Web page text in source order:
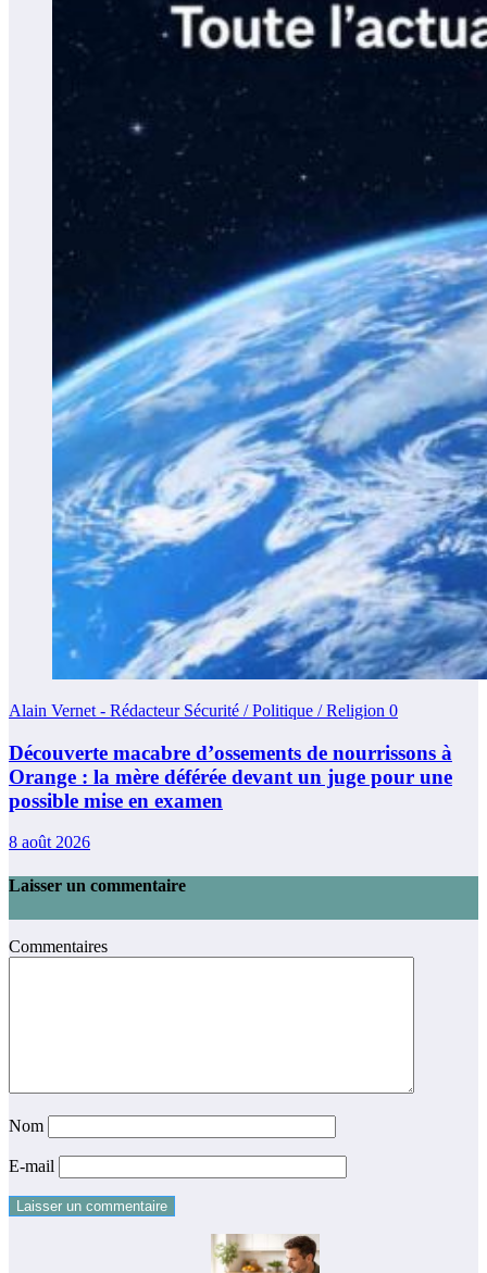
Alain Vernet - Rédacteur Sécurité / Politique / Religion 0
Découverte macabre d’ossements de nourrissons à
Orange : la mère déférée devant un juge pour une
possible mise en examen
8 août 2026
Laisser un commentaire
Commentaires
Nom
E-mail